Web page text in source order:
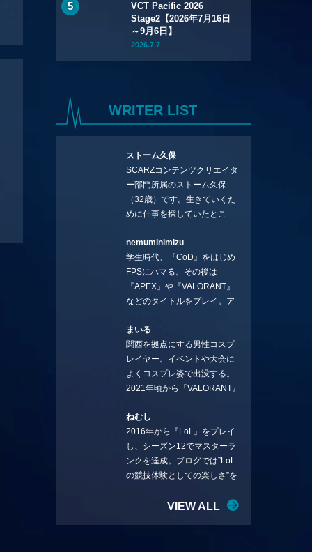
VCT Pacific 2026
Stage2【2026年7月16日
～9月6日】
2026.7.7
WRITER LIST
ストーム久保
SCARZコンテンツクリエイタ
ー部門所属のストーム久保
（32歳）です。生きていくた
めに仕事を探していたとこ
コラムを連載させてもらえる
ことになりました。言いたい
ことを言っていきます。X：
https://x.com/stormKUBO
YouTube：
rmKUBO
nemuminimizu
学生時代、『CoD』をはじめ
FPSにハマる。その後は
『APEX』や『VALORANT』
などのタイトルをプレイ。ア
BGMなどを手掛ける作曲家と
フリーランスのライターの二
足の草鞋を履いて幅広く活動
中。無類のラーメン好き！
Twitter:@ongakucas
まいる
関西を拠点にする男性コスプ
レイヤー。イベントや大会に
よくコスプレ姿で出没する。
2021年頃から『VALORANT』
続ける。現在の推しチームは
「CREST GAMING」。X：
@mlunias（Photo by
Subaru.F.）
ねむし
2016年から『LoL』をプレイ
し、シーズン12でマスターラ
ンクを達成。ブログでは”LoL
の競技体験としての楽しさ”を
リーを愛し、元ADCメイン
VIEW ALL